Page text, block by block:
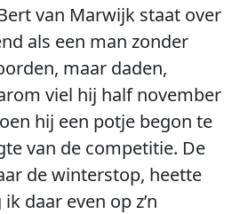
van Marwijk staat over
als een man zonder
maar daden,
viel hij half november
hij een potje begon te
van de competitie. De
de winterstop, heette
daar even op z’n